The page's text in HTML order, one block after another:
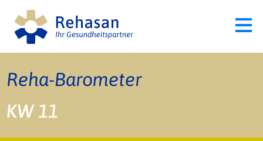
Reha-Barometer
KW 11